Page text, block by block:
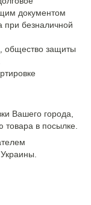
документом
при безналичной
общество защиты
Вашего города,
товара в посылке.